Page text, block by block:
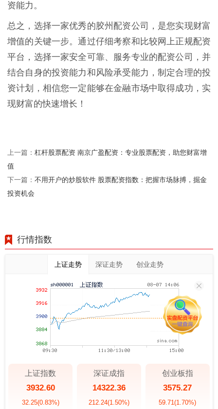
资能力。
总之，选择一家优秀的胶州配资公司，是您实现财富
增值的关键一步。通过仔细考察和比较网上正规配资
平台，选择一家安全可靠、服务专业的配资公司，并
结合自身的投资能力和风险承受能力，制定合理的投
资计划，相信您一定能够在金融市场中取得成功，实
现财富的快速增长！
上一篇： 杠杆股票配资 南京广盈配资：专业股票配资，助您财富增
值
下一篇： 不用开户的炒股软件 股票配资指数：把握市场脉搏，掘金
投资机会
行情指数
上证走势 深证走势 创业走势
上证指数
3932.60
32.25(0.83%)
深证成指
14322.36
212.24(1.50%)
创业板指
3575.27
59.71(1.70%)